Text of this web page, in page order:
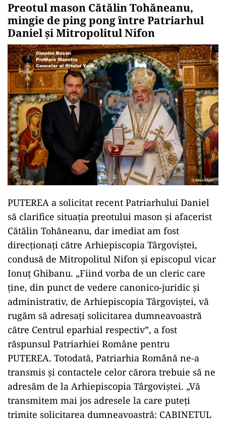
Preotul mason Cătălin Tohăneanu,
mingie de ping pong între Patriarhul
Daniel și Mitropolitul Nifon
PUTEREA a solicitat recent Patriarhului Daniel
să clarifice situația preotului mason și afacerist
Cătălin Tohăneanu, dar imediat am fost
direcționați către Arhiepiscopia Târgoviștei,
condusă de Mitropolitul Nifon și episcopul vicar
Ionuț Ghibanu. „Fiind vorba de un cleric care
ține, din punct de vedere canonico-juridic și
administrativ, de Arhiepiscopia Târgoviștei, vă
rugăm să adresați solicitarea dumneavoastră
către Centrul eparhial respectiv”, a fost
răspunsul Patriarhiei Române pentru
PUTEREA. Totodată, Patriarhia Română ne-a
transmis și contactele celor cărora trebuie să ne
adresăm de la Arhiepiscopia Târgoviștei. „Vă
transmitem mai jos adresele la care puteți
trimite solicitarea dumneavoastră: CABINETUL